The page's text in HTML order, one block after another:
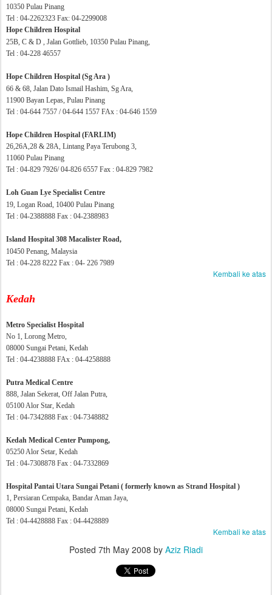
10350 Pulau Pinang
Tel : 04-2262323 Fax: 04-2299008
Hope Children Hospital
25B, C & D , Jalan Gottlieb, 10350 Pulau Pinang,
Tel : 04-228 46557
Hope Children Hospital (Sg Ara )
66 & 68, Jalan Dato Ismail Hashim, Sg Ara,
11900 Bayan Lepas, Pulau Pinang
Tel : 04-644 7557 / 04-644 1557 FAx : 04-646 1559
Hope Children Hospital (FARLIM)
26,26A,28 & 28A, Lintang Paya Terubong 3,
11060 Pulau Pinang
Tel : 04-829 7926/ 04-826 6557 Fax : 04-829 7982
Loh Guan Lye Specialist Centre
19, Logan Road, 10400 Pulau Pinang
Tel : 04-2388888 Fax : 04-2388983
Island Hospital 308 Macalister Road,
10450 Penang, Malaysia
Tel : 04-228 8222 Fax : 04- 226 7989
Kembali ke atas
Kedah
Metro Specialist Hospital
No 1, Lorong Metro,
08000 Sungai Petani, Kedah
Tel : 04-4238888 FAx : 04-4258888
Putra Medical Centre
888, Jalan Sekerat, Off Jalan Putra,
05100 Alor Star, Kedah
Tel : 04-7342888 Fax : 04-7348882
Kedah Medical Center Pumpong,
05250 Alor Setar, Kedah
Tel : 04-7308878 Fax : 04-7332869
Hospital Pantai Utara Sungai Petani ( formerly known as Strand Hospital )
1, Persiaran Cempaka, Bandar Aman Jaya,
08000 Sungai Petani, Kedah
Tel : 04-4428888 Fax : 04-4428889
Kembali ke atas
Posted 7th May 2008 by Aziz Riadi